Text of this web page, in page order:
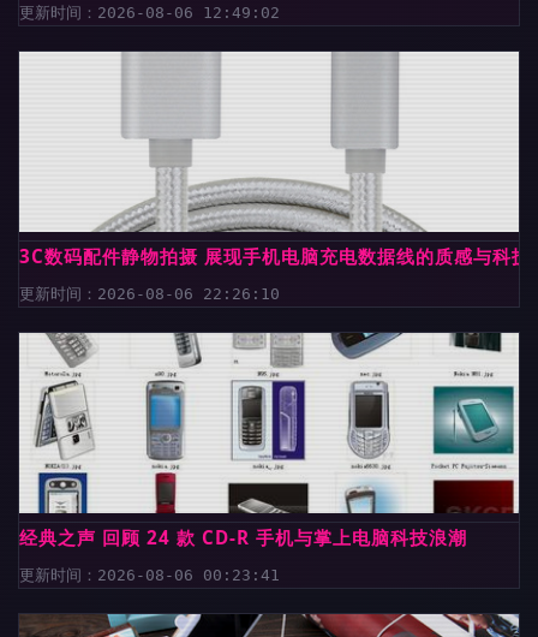
更新时间：2026-08-06 12:49:02
3C数码配件静物拍摄 展现手机电脑充电数据线的质感与科技
更新时间：2026-08-06 22:26:10
经典之声 回顾 24 款 CD-R 手机与掌上电脑科技浪潮
更新时间：2026-08-06 00:23:41